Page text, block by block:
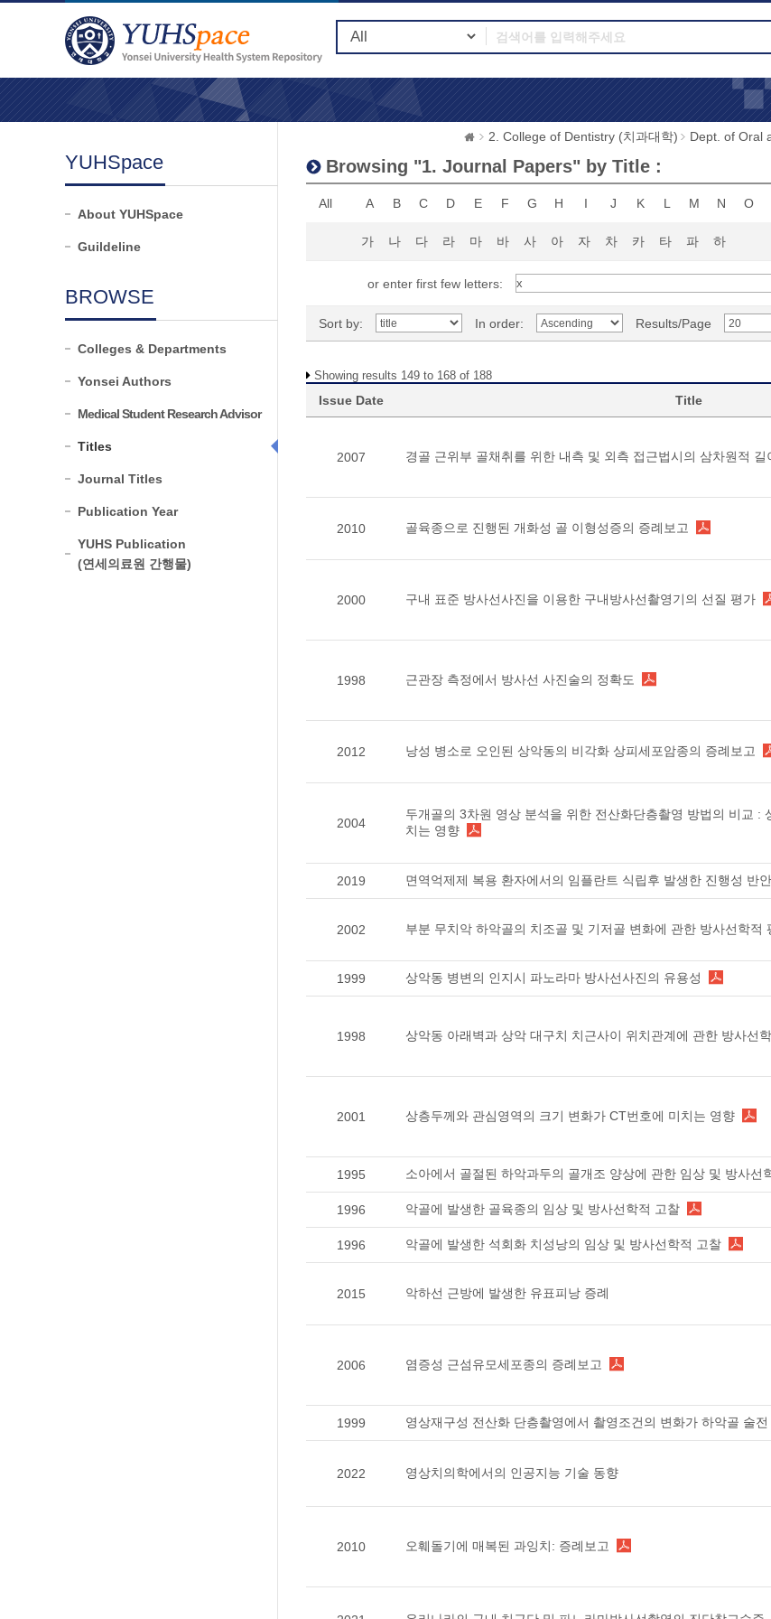
YUHSpace
About YUHSpace
Guildeline
BROWSE
Colleges & Departments
Yonsei Authors
Medical Student Research Advisor
Titles
Journal Titles
Publication Year
YUHS Publication
(연세의료원 간행물)
2. College of Dentistry (치과대학) Dept. of Oral
Browsing "1. Journal Papers" by Title :
All A B C D E F G H I J K L M N O
가 나 다 라 마 바 사 아 자 차 카 타 파 하
or enter first few letters:
Sort by: In order: Results/Page
Showing results 149 to 168 of 188
Issue Date Title
2007 경골 근위부 골채취를 위한 내측 및 외측 접근법시의 삼차원적 길
2010 골육종으로 진행된 개화성 골 이형성증의 증례보고
2000 구내 표준 방사선사진을 이용한 구내방사선촬영기의 선질 평가
1998 근관장 측정에서 방사선 사진술의 정확도
2012 낭성 병소로 오인된 상악동의 비각화 상피세포암종의 증례보고
2004
두개골의 3차원 영상 분석을 위한 전산화단층촬영 방법의 비교 :
치는 영향
2019 면역억제제 복용 환자에서의 임플란트 식립후 발생한 진행성 반
2002 부분 무치악 하악골의 치조골 및 기저골 변화에 관한 방사선학적
1999 상악동 병변의 인지시 파노라마 방사선사진의 유용성
1998 상악동 아래벽과 상악 대구치 치근사이 위치관계에 관한 방사선
2001 상층두께와 관심영역의 크기 변화가 CT번호에 미치는 영향
1995 소아에서 골절된 하악과두의 골개조 양상에 관한 임상 및 방사선
1996 악골에 발생한 골육종의 임상 및 방사선학적 고찰
1996 악골에 발생한 석회화 치성낭의 임상 및 방사선학적 고찰
2015 악하선 근방에 발생한 유표피낭 증례
2006 염증성 근섬유모세포종의 증례보고
1999 영상재구성 전산화 단층촬영에서 촬영조건의 변화가 하악골 술
2022 영상치의학에서의 인공지능 기술 동향
2010 오훼돌기에 매복된 과잉치: 증례보고